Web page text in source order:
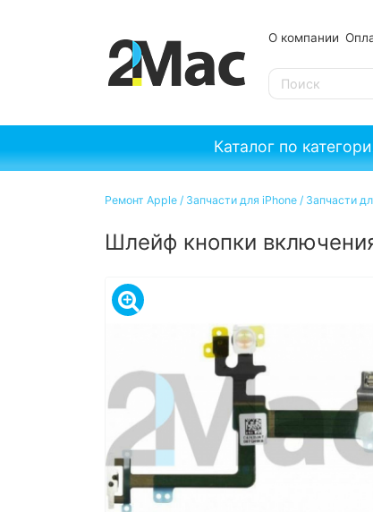
О компании
SE
Каталог по
Ремонт Apple / Запчасти для iPhone / Запчасти
Шлейф кнопки